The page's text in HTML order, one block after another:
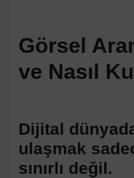
Görsel
ve Nasıl
Dijital
ulaşmak
sınırlı değil.